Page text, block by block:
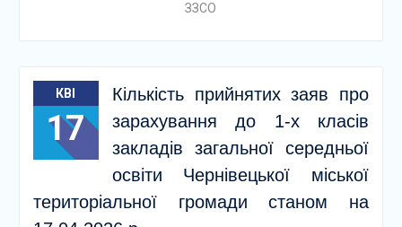
ЗЗСО
КВІ
17
Кількість прийнятих заяв про
зарахування до 1-х класів
закладів загальної середньої
освіти Чернівецької міської
територіальної громади станом на